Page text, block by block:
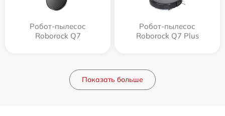
Робот-пылесос
Roborock Q7
Робот-пылесос
Roborock Q7 Plus
Показать больше